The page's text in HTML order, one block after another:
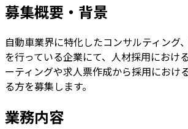
募集概要・背景
自動車業界に特化したコンサルティング
を行っている企業にて、人材採用におけ
ーティングや求人票作成から採用におけ
る方を募集します。
業務内容